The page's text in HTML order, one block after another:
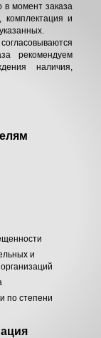
в момент заказа
комплектация и
рекомендуем
наличия,
и
по степени